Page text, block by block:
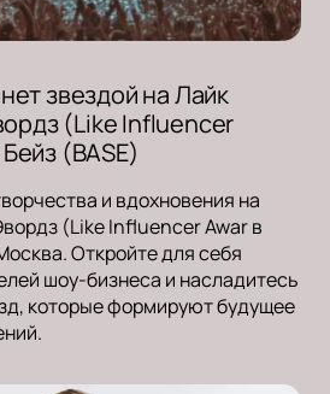
звездой на Лайк
(Like Influencer
(BASE)
и вдохновения на
(Like Influencer Awar в
Откройте для себя
шоу-бизнеса и насладитесь
которые формируют будущее